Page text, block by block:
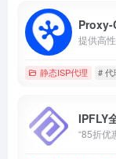
Proxy-
静态ISP代理 # 代
IPFLY